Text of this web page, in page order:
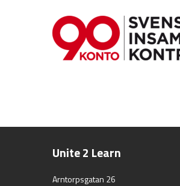
Unite 2 Learn
Arntorpsgatan 26